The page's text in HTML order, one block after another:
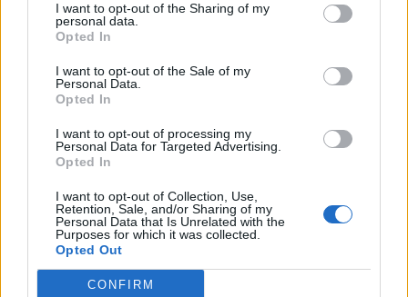
I want to opt-out of the Sharing of my
personal data.
Opted In
I want to opt-out of the Sale of my
Personal Data.
Opted In
I want to opt-out of processing my
Personal Data for Targeted Advertising.
Opted In
I want to opt-out of Collection, Use,
Retention, Sale, and/or Sharing of my
Personal Data that Is Unrelated with the
Purposes for which it was collected.
Opted Out
CONFIRM
Politiets teori: Tok igjen
fritidsbåten bakfra